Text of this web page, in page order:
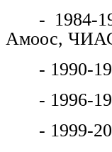
- 1984-
Амоос,
- 1990-
- 1996-
- 1999-